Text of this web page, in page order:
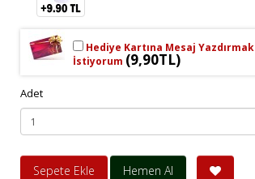
Hediye Kartına Mesaj Yazdırmak
İstiyorum (9,90TL)
Adet
Sepete Ekle Hemen Al